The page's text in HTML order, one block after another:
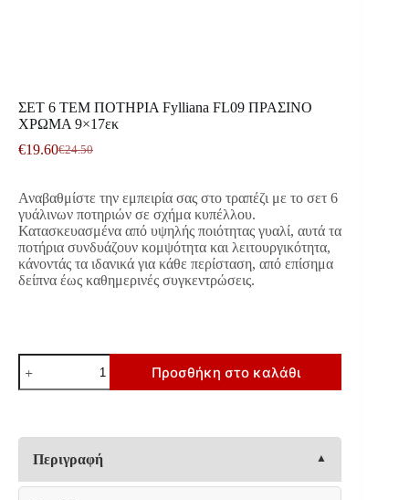
ΣΕΤ 6 ΤΕΜ ΠΟΤΗΡΙΑ Fylliana FL09 ΠΡΑΣΙΝΟ
ΧΡΩΜΑ 9×17εκ
€24.50
Original
was:
€24.50.
€19.60Η
τιμή
είναι:
€19.60.
Αναβαθμίστε την εμπειρία σας στο τραπέζι με το σετ 6
γυάλινων ποτηριών σε σχήμα κυπέλλου.
Κατασκευασμένα από υψηλής ποιότητας γυαλί, αυτά τα
ποτήρια συνδυάζουν κομψότητα και λειτουργικότητα,
κάνοντάς τα ιδανικά για κάθε περίσταση, από επίσημα
δείπνα έως καθημερινές συγκεντρώσεις.
ΣΕΤ
ΤΕΜ
FL09
ΠΡΑΣΙΝΟ
ΧΡΩΜΑ
9x17εκ
Προσθήκη στο καλάθι
Περιγραφή